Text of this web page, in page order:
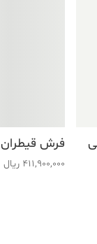
فرش قیطران ۱۲۰۰ شانه طرح گوهر فیلی
411,900,000 ریال